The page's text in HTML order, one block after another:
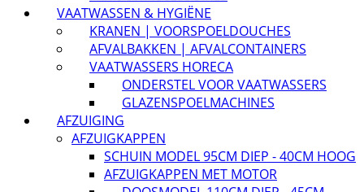
VAATWASSEN & HYGIËNE
KRANEN | VOORSPOELDOUCHES
AFVALBAKKEN | AFVALCONTAINERS
VAATWASSERS HORECA
ONDERSTEL VOOR VAATWASSERS
GLAZENSPOELMACHINES
AFZUIGING
AFZUIGKAPPEN
SCHUIN MODEL 95CM DIEP - 40CM HOOG
AFZUIGKAPPEN MET MOTOR